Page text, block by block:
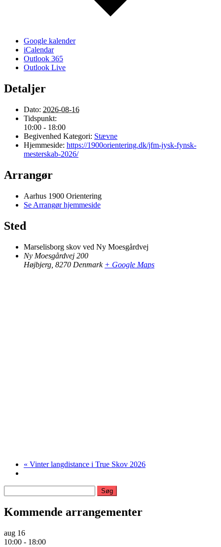
Google kalender
iCalendar
Outlook 365
Outlook Live
Detaljer
Dato: 2026-08-16
Tidspunkt:
10:00 - 18:00
Begivenhed Kategori: Stævne
Hjemmeside: https://1900orientering.dk/jfm-jysk-fynsk-
mesterskab-2026/
Arrangør
Aarhus 1900 Orientering
Se Arrangør hjemmeside
Sted
Marselisborg skov ved Ny Moesgårdvej
Ny Moesgårdvej 200
Højbjerg 8270 Denmark + Google Maps
« Vinter langdistance i True Skov 2026
efter:
Kommende arrangementer
aug 16
10:00 - 18:00